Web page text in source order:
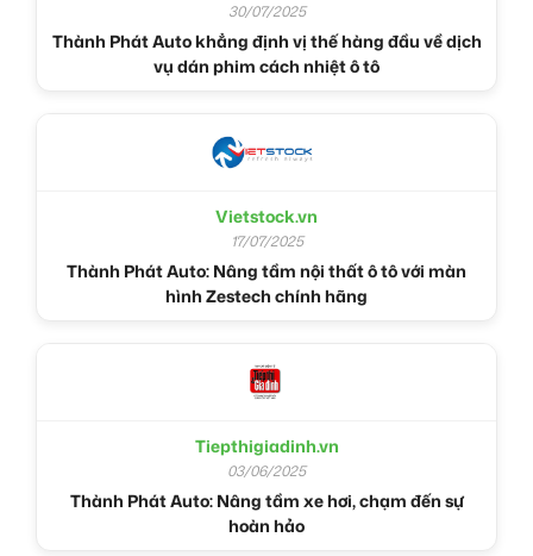
30/07/2025
Thành Phát Auto khẳng định vị thế hàng đầu về dịch
vụ dán phim cách nhiệt ô tô
Vietstock.vn
17/07/2025
Thành Phát Auto: Nâng tầm nội thất ô tô với màn
hình Zestech chính hãng
Tiepthigiadinh.vn
03/06/2025
Thành Phát Auto: Nâng tầm xe hơi, chạm đến sự
hoàn hảo